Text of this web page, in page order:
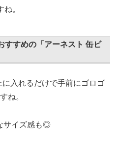
。
すすめの「アーネスト 缶ビ
入れるだけで手前にゴロゴ
ね。
サイズ感も◎